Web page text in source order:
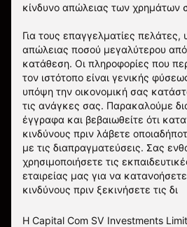
κίνδυνο απώλειας των χρημάτων
Για τους επαγγελματίες πελάτες,
απώλειας ποσού μεγαλύτερου
κατάθεση. Οι πληροφορίες που
τον ιστότοπο είναι γενικής
υπόψη την οικονομική σας
τις ανάγκες σας. Παρακαλούμε
έγγραφα και βεβαιωθείτε ότι
κινδύνους πριν λάβετε
με τις διαπραγματεύσεις. Σας
χρησιμοποιήσετε τις
εταιρείας μας για να
κινδύνους πριν ξεκινήσετε τις δι
Η Capital Com SV Investments